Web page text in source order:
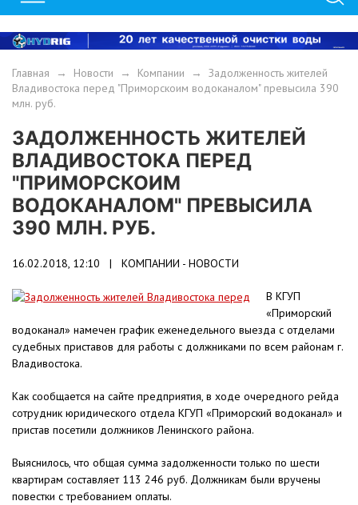
Главная → Новости → Компании → Задолженность жителей
Владивостока перед "Приморскоим водоканалом" превысила 390
млн. руб.
ЗАДОЛЖЕННОСТЬ ЖИТЕЛЕЙ
ВЛАДИВОСТОКА ПЕРЕД
"ПРИМОРСКОИМ
ВОДОКАНАЛОМ" ПРЕВЫСИЛА
390 МЛН. РУБ.
16.02.2018, 12:10 | КОМПАНИИ - НОВОСТИ
В КГУП
«Приморский
водоканал» намечен график еженедельного выезда с отделами
судебных приставов для работы с должниками по всем районам г.
Владивостока.
Как сообщается на сайте предприятия, в ходе очередного рейда
сотрудник юридического отдела КГУП «Приморский водоканал» и
пристав посетили должников Ленинского района.
Выяснилось, что общая сумма задолженности только по шести
квартирам составляет 113 246 руб. Должникам были вручены
повестки с требованием оплаты.